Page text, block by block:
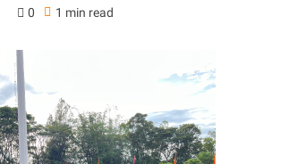
0 1 min read